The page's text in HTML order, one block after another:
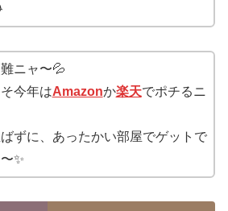
ニャ〜💦
今年はAmazonか楽天でポチるニ
ずに、あったかい部屋でゲットで
✨